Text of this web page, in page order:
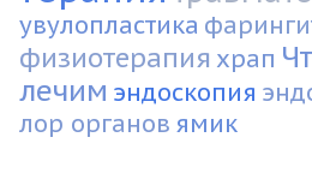
увулопластика
физиотерапия храп
лечим эндоскопия
лор органов ямик